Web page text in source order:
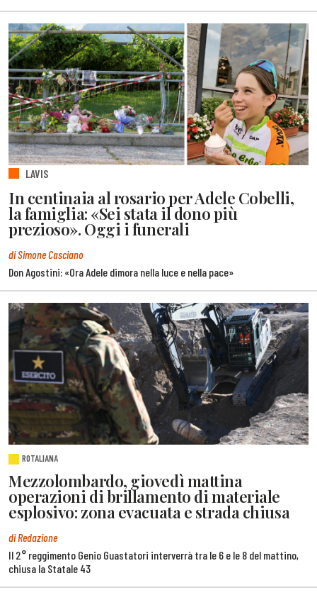
LAVIS
In centinaia al rosario per Adele Cobelli,
la famiglia: «Sei stata il dono più
prezioso». Oggi i funerali
di Simone Casciano
Don Agostini: «Ora Adele dimora nella luce e nella pace»
ROTALIANA
Mezzolombardo, giovedì mattina
operazioni di brillamento di materiale
esplosivo: zona evacuata e strada chiusa
di Redazione
Il 2° reggimento Genio Guastatori interverrà tra le 6 e le 8 del mattino,
chiusa la Statale 43